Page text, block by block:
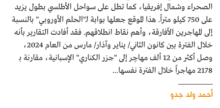
الصحراء وشمال إفريقيا، كما تطل على سواحل الأطلسي بطول يزيد
على 750 كيلو متراً. هذا الموقع جعلها بوابة لـ"الحلم الأوروبي" بالنسبة
إلى المهاجرين الأفارقة، وأهم نقاط انطلاقهم. فقد أفادت التقارير بأنه
خلال الفترة بين كانون الثاني/ يناير وآذار/ مارس من العام 2024،
وصل أكثر من 12 ألف مهاجِر إلى "جزر الكناري" الإسبانية، مقارنة بـ
2178 مهاجراً خلال الفترة نفسها...
أحمد ولد جدو